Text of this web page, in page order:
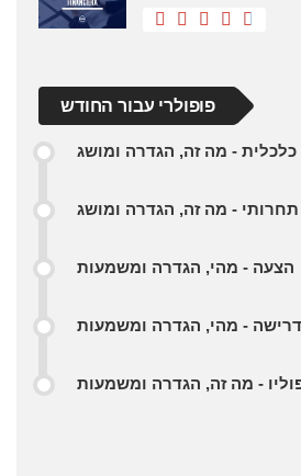
פופולרי עבור החודש
כלכלית - מה זה, הגדרה ומושג
תחרותי - מה זה, הגדרה ומושג
הצעה - מהי, הגדרה ומשמעות
דרישה - מהי, הגדרה ומשמעות
- מה זה, הגדרה ומשמעות